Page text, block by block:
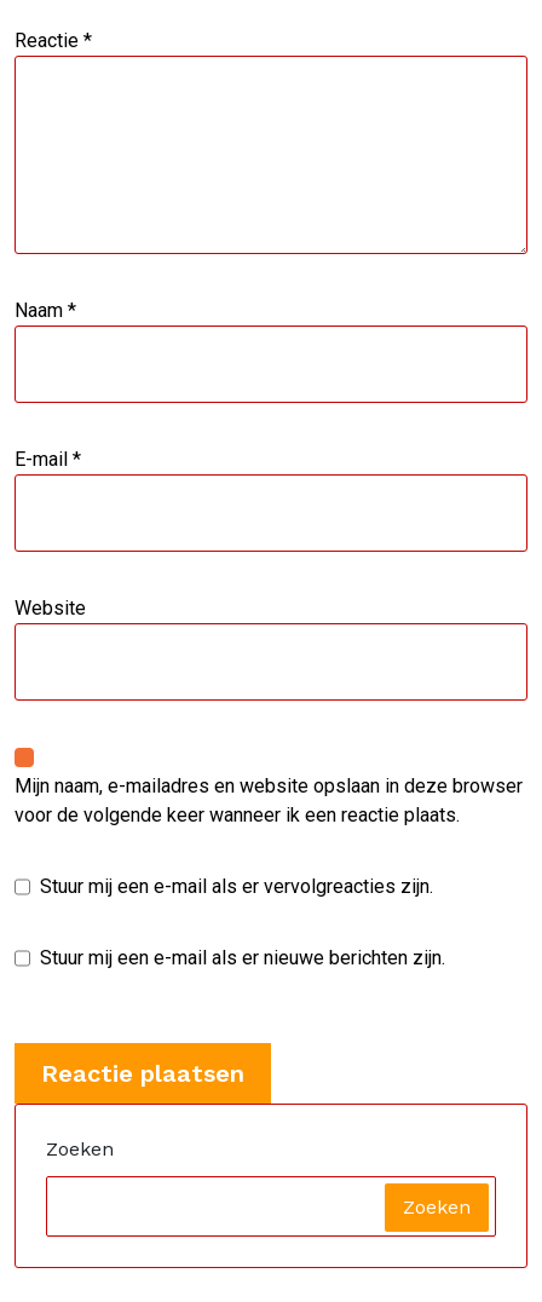
Reactie *
Naam *
E-mail *
Website
Mijn naam, e-mailadres en website opslaan in deze browser
voor de volgende keer wanneer ik een reactie plaats.
Stuur mij een e-mail als er vervolgreacties zijn.
Stuur mij een e-mail als er nieuwe berichten zijn.
Zoeken
Zoeken